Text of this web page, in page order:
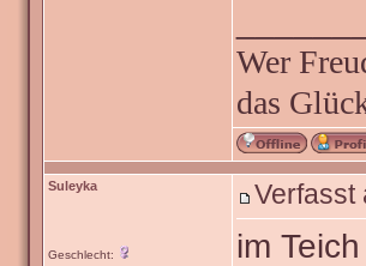
Wer
das
Suleyka
Geschlecht:
im